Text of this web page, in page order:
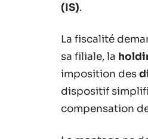
(IS).
La fiscalité
sa filiale, la
imposition des
dispositif
compensation